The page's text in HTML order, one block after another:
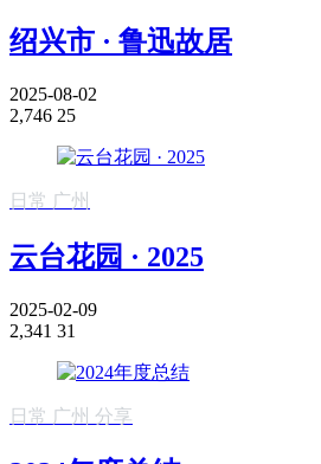
绍兴市 · 鲁迅故居
2025-08-02
2,746 25
日常 广州
云台花园 · 2025
2025-02-09
2,341 31
日常 广州 分享